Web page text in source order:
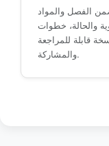
الفصل والمواد
والحالة، خطوات
قابلة للمراجعة
والمشاركة.